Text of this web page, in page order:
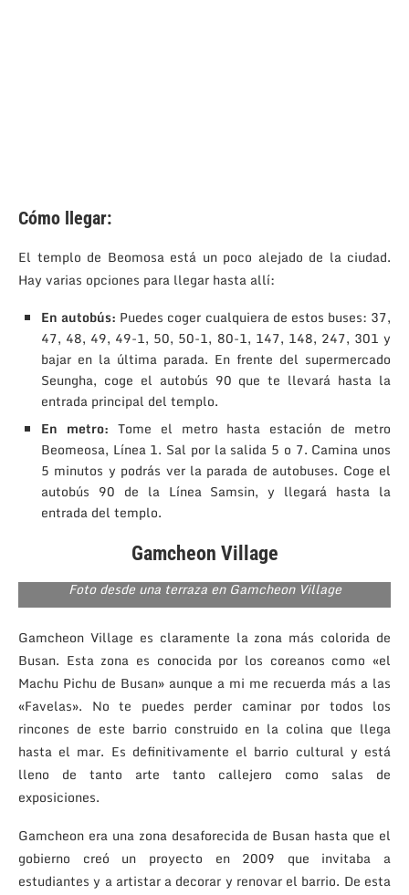
Cómo llegar:
El templo de Beomosa está un poco alejado de la ciudad.
Hay varias opciones para llegar hasta allí:
En autobús: Puedes coger cualquiera de estos buses: 37,
47, 48, 49, 49-1, 50, 50-1, 80-1, 147, 148, 247, 301 y
bajar en la última parada. En frente del supermercado
Seungha, coge el autobús 90 que te llevará hasta la
entrada principal del templo.
En metro: Tome el metro hasta estación de metro
Beomeosa, Línea 1. Sal por la salida 5 o 7. Camina unos
5 minutos y podrás ver la parada de autobuses. Coge el
autobús 90 de la Línea Samsin, y llegará hasta la
entrada del templo.
Gamcheon Village
Foto desde una terraza en Gamcheon Village
Gamcheon Village es claramente la zona más colorida de
Busan. Esta zona es conocida por los coreanos como «el
Machu Pichu de Busan» aunque a mi me recuerda más a las
«Favelas». No te puedes perder caminar por todos los
rincones de este barrio construido en la colina que llega
hasta el mar. Es definitivamente el barrio cultural y está
lleno de tanto arte tanto callejero como salas de
exposiciones.
Gamcheon era una zona desaforecida de Busan hasta que el
gobierno creó un proyecto en 2009 que invitaba a
estudiantes y a artistar a decorar y renovar el barrio. De esta